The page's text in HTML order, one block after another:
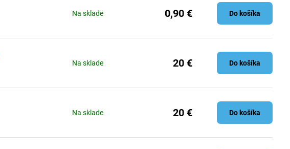
Na sklade 0,90 € Do košíka
Na sklade 20 € Do košíka
Na sklade 20 € Do košíka